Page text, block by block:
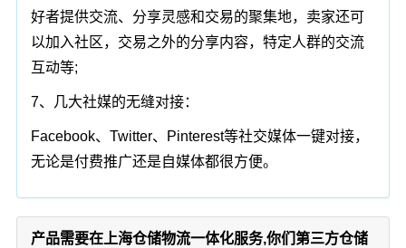
好者提供交流、分享灵感和交易的聚集地，卖家还可
以加入社区，交易之外的分享内容，特定人群的交流
互动等;
7、几大社媒的无缝对接：
Facebook、Twitter、Pinterest等社交媒体一键对接，
无论是付费推广还是自媒体都很方便。
产品需要在上海仓储物流一体化服务,你们第三方仓储